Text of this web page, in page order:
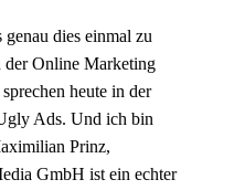
dies einmal zu
der Online Marketing
heute in der
Ads. Und ich bin
Prinz,
GmbH ist ein echter